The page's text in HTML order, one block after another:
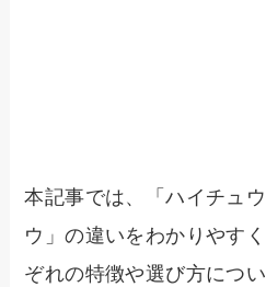
本記事では、「ハイチュ
ウ」の違いをわかりやす
ぞれの特徴や選び方につ